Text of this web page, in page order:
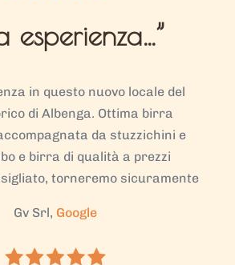
esperienza…”
in questo nuovo locale del
di Albenga. Ottima birra
da stuzzichini e
e birra di qualità a prezzi
torneremo sicuramente
Gv Srl, Google